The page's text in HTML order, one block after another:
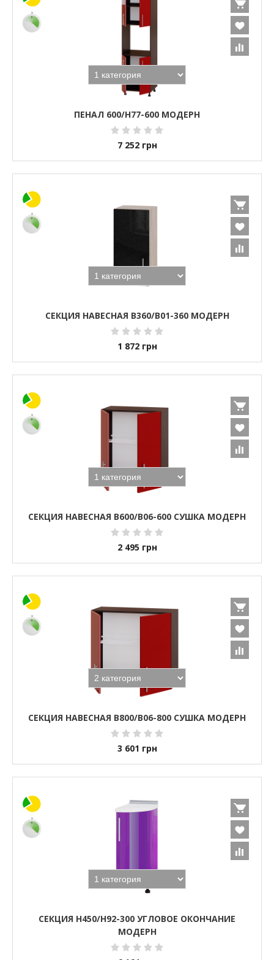
ПЕНАЛ 600/Н77-600 МОДЕРН
7 252 грн
СЕКЦИЯ НАВЕСНАЯ В360/В01-360 МОДЕРН
1 872 грн
СЕКЦИЯ НАВЕСНАЯ В600/В06-600 СУШКА МОДЕРН
2 495 грн
СЕКЦИЯ НАВЕСНАЯ В800/В06-800 СУШКА МОДЕРН
3 601 грн
СЕКЦИЯ Н450/Н92-300 УГЛОВОЕ ОКОНЧАНИЕ
МОДЕРН